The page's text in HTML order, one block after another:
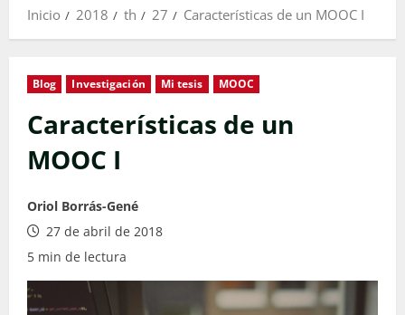
Inicio
2018 th 27 Características de un MOOC I
Blog Investigación Mi tesis MOOC
Características de un
MOOC I
Oriol Borrás-Gené
27 de abril de 2018
5 min de lectura